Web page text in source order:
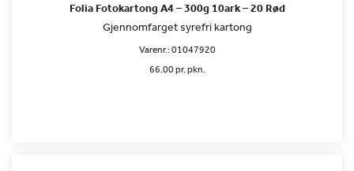
Folia Fotokartong A4 – 300g 10ark – 20 Rød
Gjennomfarget syrefri kartong
Varenr.:01047920
66.00 pr. pkn.